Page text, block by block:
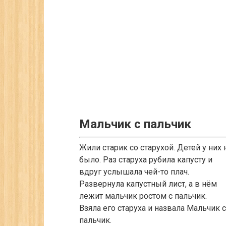
Мальчик с пальчик
Жили старик со старухой. Детей у них
было. Раз старуха рубила капусту и
вдруг услышала чей-то плач.
Развернула капустный лист, а в нём
лежит мальчик ростом с пальчик.
Взяла его старуха и назвала Мальчик с
пальчик.